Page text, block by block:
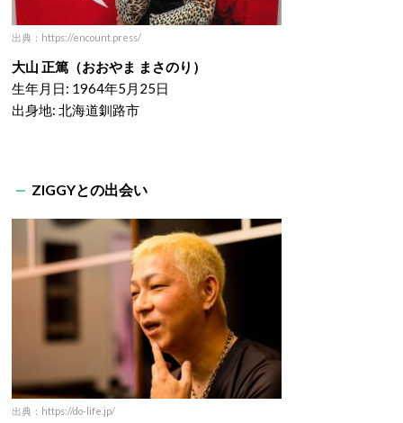
出典：https://encount.press/
大山 正篤（おおやま まさのり）
生年月日: 1964年5月25日
出身地: 北海道釧路市
ZIGGYとの出会い
出典：https://do-life.jp/